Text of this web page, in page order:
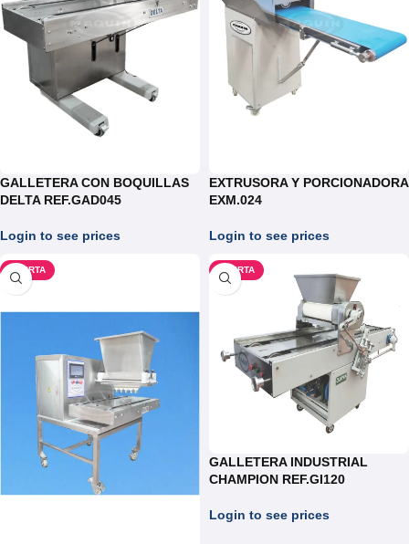
GALLETERA CON BOQUILLAS
DELTA REF.GAD045
Login to see prices
EXTRUSORA Y PORCIONADORA
EXM.024
Login to see prices
OFERTA OFERTA
GALLETERA INDUSTRIAL
CHAMPION REF.GI120
Login to see prices